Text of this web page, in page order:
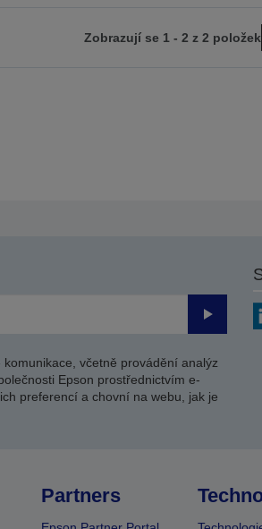
Zobrazují se 1 - 2 z 2 položek
Odeslat
včetně provádění analýz
Epson prostřednictvím e-
preferencí a chovní na webu, jak je
Partners